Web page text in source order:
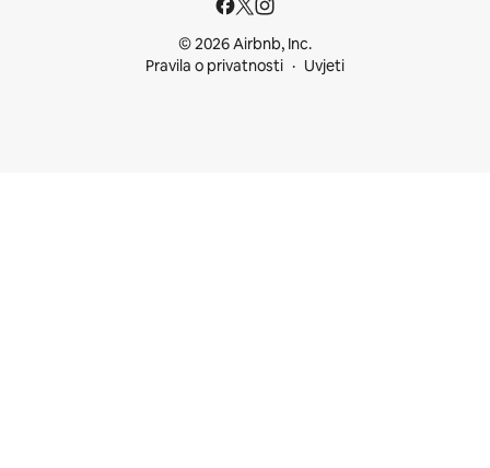
© 2026 Airbnb, Inc.
Pravila o privatnosti
Uvjeti